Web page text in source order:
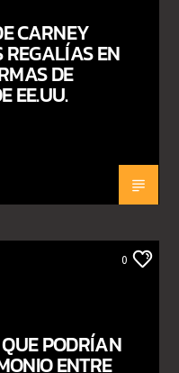
CARNEY
EN
DE
EE.UU.
0
PODRÍAN
ENTRE